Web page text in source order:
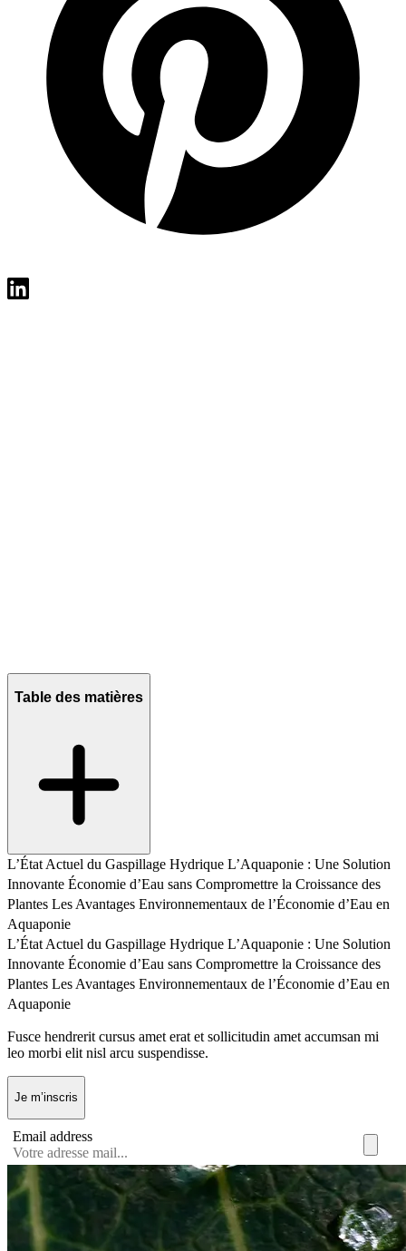
Table des matières
L’État Actuel du Gaspillage Hydrique L’Aquaponie : Une Solution
Innovante Économie d’Eau sans Compromettre la Croissance des
Plantes Les Avantages Environnementaux de l’Économie d’Eau en
Aquaponie
L’État Actuel du Gaspillage Hydrique L’Aquaponie : Une Solution
Innovante Économie d’Eau sans Compromettre la Croissance des
Plantes Les Avantages Environnementaux de l’Économie d’Eau en
Aquaponie
Fusce hendrerit cursus amet erat et sollicitudin amet accumsan mi
leo morbi elit nisl arcu suspendisse.
Je m’inscris
Email address